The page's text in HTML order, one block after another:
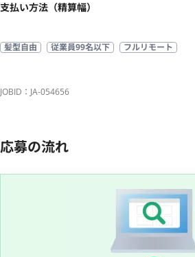
支払い方法（精算幅）
髪型自由 従業員99名以下 フルリモート
JOBID：JA-054656
応募の流れ